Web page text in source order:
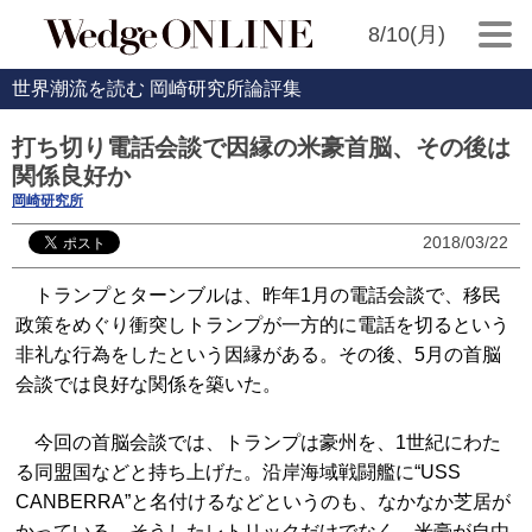
8/10(月)
世界潮流を読む 岡崎研究所論評集
打ち切り電話会談で因縁の米豪首脳、その後は
関係良好か
岡崎研究所
2018/03/22
トランプとターンブルは、昨年1月の電話会談で、移民
政策をめぐり衝突しトランプが一方的に電話を切るという
非礼な行為をしたという因縁がある。その後、5月の首脳
会談では良好な関係を築いた。
今回の首脳会談では、トランプは豪州を、1世紀にわた
る同盟国などと持ち上げた。沿岸海域戦闘艦に“USS
CANBERRA”と名付けるなどというのも、なかなか芝居が